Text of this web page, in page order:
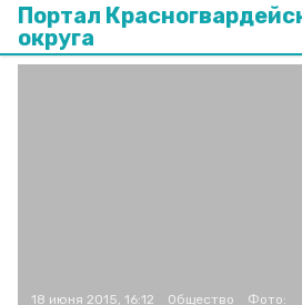
Портал
округа
18 июня 2015, 16:12 Общество Фото: